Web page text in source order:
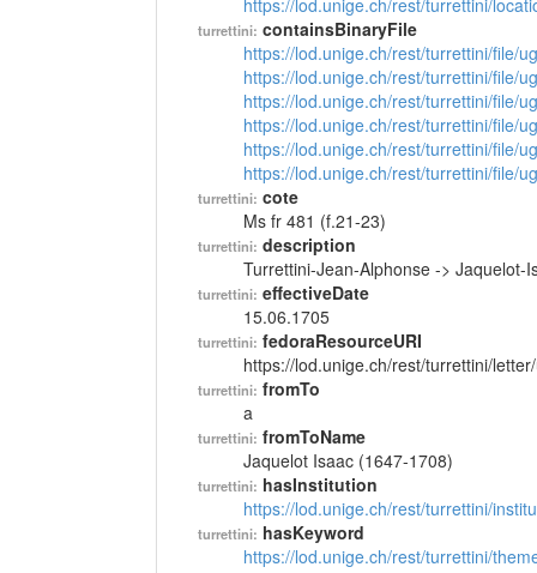
https://lod.unige.ch/rest/turrettini/
turrettini: containsBinaryFile
https://lod.unige.ch/rest/turrettini/file/
https://lod.unige.ch/rest/turrettini/file/
https://lod.unige.ch/rest/turrettini/file/
https://lod.unige.ch/rest/turrettini/file/
https://lod.unige.ch/rest/turrettini/file/
https://lod.unige.ch/rest/turrettini/file/
turrettini: cote
Ms fr 481 (f.21-23)
turrettini: description
Turrettini-Jean-Alphonse -> Jaquelot-
turrettini: effectiveDate
15.06.1705
turrettini: fedoraResourceURI
https://lod.unige.ch/rest/turrettini/
turrettini: fromTo
a
turrettini: fromToName
Jaquelot Isaac (1647-1708)
turrettini: hasInstitution
https://lod.unige.ch/rest/turrettini/
turrettini: hasKeyword
https://lod.unige.ch/rest/turrettini/